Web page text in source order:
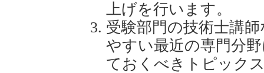
上げを行います。
受験部門の技術士講
やすい最近の専門分
ておくべきトピック